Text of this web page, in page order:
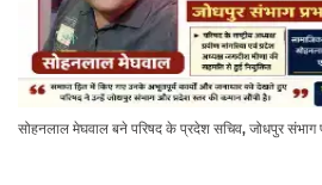
सोहनलाल मेघवाल बने परिषद के प्रदेश सचिव, जोधपुर संभाग